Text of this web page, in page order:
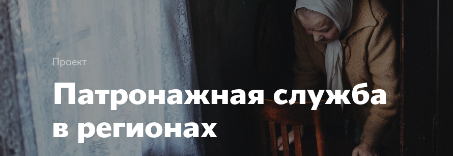
Проект
Патронажная служба
в регионах